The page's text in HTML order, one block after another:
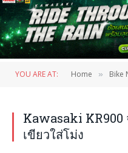
YOU ARE AT: Home » Bike
Kawasaki KR900
เขียวใส่โม่ง